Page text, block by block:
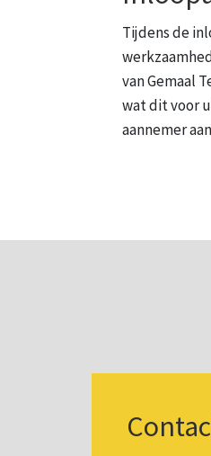
Tijdens de
van Gemaal
wat dit voor
aannemer